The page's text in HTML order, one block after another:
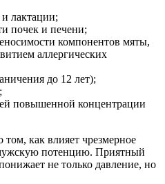
лактации;
почек и печени;
компонентов мяты,
аллергических
до 12 лет);
повышенной концентрации
том, как влияет чрезмерное
потенцию. Приятный
не только давление, но